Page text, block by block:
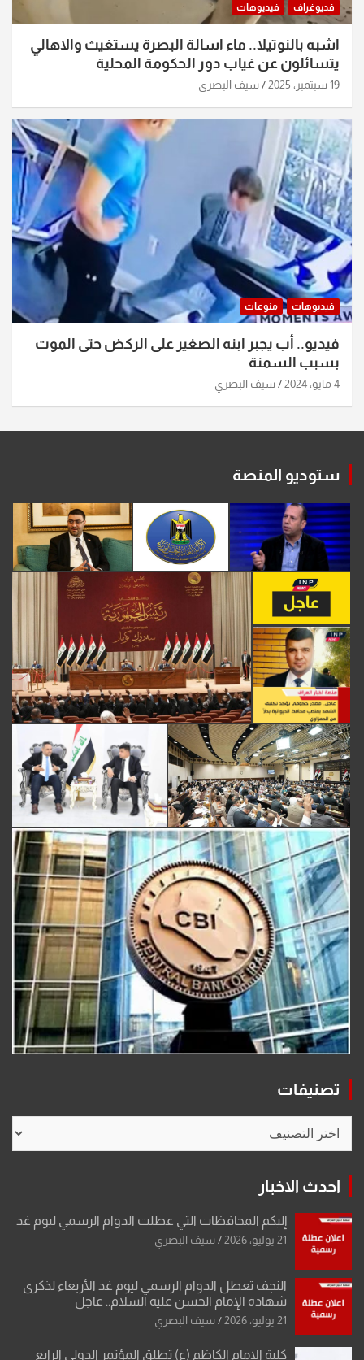
فديوغراف فيديوهات
اشبه بالنوتيلا.. ماء اسالة البصرة يستغيث والاهالي
يتسائلون عن غياب دور الحكومة المحلية
19 سبتمبر، 2025 سيف البصري
فيديوهات منوعات
فيديو.. أب يجبر ابنه الصغير على الركض حتى الموت
بسبب السمنة
4 مايو، 2024 سيف البصري
ستوديو المنصة
تصنيفات
احدث الاخبار
إليكم المحافظات التي عطلت الدوام الرسمي ليوم غد
21 يوليو، 2026 سيف البصري
النجف تعطل الدوام الرسمي ليوم غد الأربعاء لذكرى
شهادة الإمام الحسن عليه السلام.. عاجل
21 يوليو، 2026 سيف البصري
كلية الإمام الكاظم (ع) تطلق المؤتمر الدولي الرابع